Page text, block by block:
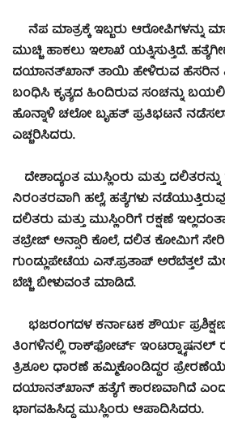
ನೆಪ ಮಾತ್ರಕ್ಕೆ ಇಬ್ಬರು ಆರೋಪಿಗಳನ್ನು
ಮುಚ್ಚಿ ಹಾಕಲು ಇಲಾಖೆ ಯತ್ನಿಸುತ್ತಿದೆ.
ದಯಾನತ್‍ಖಾನ್ ತಾಯಿ ಹೇಳಿರುವ ಹೆಸರಿನ
ಬಂಧಿಸಿ ಕೃತ್ಯದ ಹಿಂದಿರುವ ಸಂಚನ್ನು
ಹೊನ್ನಾಳಿ ಚಲೋ ಬೃಹತ್ ಪ್ರತಿಭಟನೆ
ಎಚ್ಚರಿಸಿದರು.
ದೇಶಾದ್ಯಂತ ಮುಸ್ಲಿಂರು ಮತ್ತು
ನಿರಂತರವಾಗಿ ಹಲ್ಲೆ, ಹತ್ಯೆಗಳು
ದಲಿತರು ಮತ್ತು ಮುಸ್ಲಿಂರಿಗೆ ರಕ್ಷಣೆ
ತಬ್ರೇಜ್ ಅನ್ಸಾರಿ ಕೊಲೆ, ದಲಿತ ಕೋಮಿಗೆ
ಗುಂಡ್ಲುಪೇಟೆಯ ಎಸ್.ಪ್ರತಾಪ್ ಅರೆಬೆತ್ತಲೆ
ಬೆಚ್ಚಿ ಬೀಳುವಂತೆ ಮಾಡಿದೆ.
ಭಜರಂಗದಳ ಕರ್ನಾಟಕ ಶೌರ್ಯ
ತಿಂಗಳಿನಲ್ಲಿ ರಾಕ್‍ಫೋರ್ಟ್ ಇಂಟರ್‍ನ್ಯಾಷನಲ್
ತ್ರಿಶೂಲ ಧಾರಣೆ ಹಮ್ಮಿಕೊಂಡಿದ್ದರ
ದಯಾನತ್‍ಖಾನ್ ಹತ್ಯೆಗೆ ಕಾರಣವಾಗಿದೆ
ಭಾಗವಹಿಸಿದ್ದ ಮುಸ್ಲಿಂರು ಆಪಾದಿಸಿದರು.